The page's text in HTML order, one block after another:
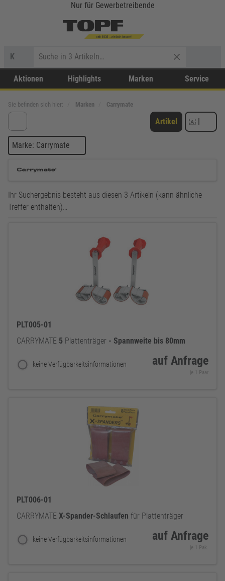
Nur für Gewerbetreibende
K
Aktionen Highlights Marken Service
Sie befinden sich hier: Marken Carrymate
Artikel |
Marke: Carrymate
Ihr Suchergebnis besteht aus diesen 3 Artikeln (kann ähnliche
Treffer enthalten)…
PLT005-01
CARRYMATE 5 Plattenträger - Spannweite bis 80mm
keine Verfügbarkeitsinformationen auf Anfrage
je 1 Paar
PLT006-01
CARRYMATE X-Spander-Schlaufen für Plattenträger
keine Verfügbarkeitsinformationen auf Anfrage
je 1 Pak.